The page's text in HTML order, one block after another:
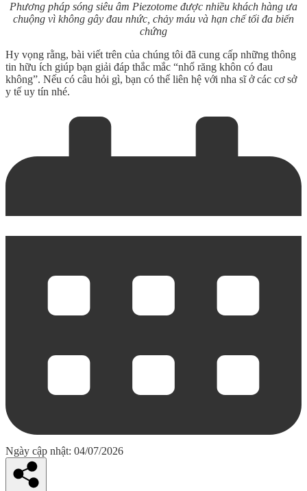
Phương pháp sóng siêu âm Piezotome được nhiều khách hàng ưa
chuộng vì không gây đau nhức, chảy máu và hạn chế tối đa biến
chứng
Hy vọng rằng, bài viết trên của chúng tôi đã cung cấp những thông
tin hữu ích giúp bạn giải đáp thắc mắc “nhổ răng khôn có đau
không”. Nếu có câu hỏi gì, bạn có thể liên hệ với nha sĩ ở các cơ sở
y tế uy tín nhé.
Ngày cập nhật: 04/07/2026